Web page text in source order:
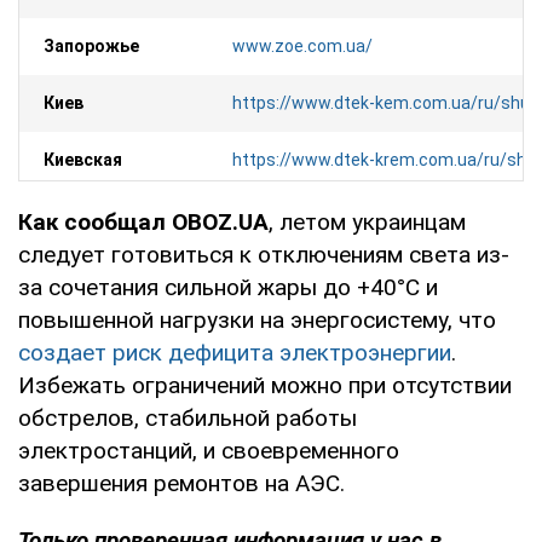
Запорожье www.zoe.com.ua/
Киев https://www.dtek-kem.com.ua/ru/
Киевская
https://www.dtek-krem.com.ua/ru/
Кировоградская
область
https://kiroe.com.ua/electricity-
область
https://info.loe.lviv.ua/
(только в
Николаев и
область
https://off.energy.mk.ua/
Как сообщал OBOZ.UA, летом украинцам
следует готовиться к отключениям света из-
за сочетания сильной жары до +40°C и
повышенной нагрузки на энергосистему, что
создает риск дефицита электроэнергии.
Избежать ограничений можно при отсутствии
обстрелов, стабильной работы
электростанций, и своевременного
завершения ремонтов на АЭС.